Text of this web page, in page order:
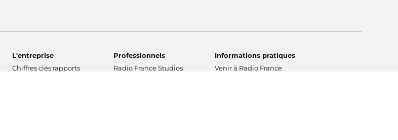
L'entreprise
Chiffres clés rapports
Professionnels
Radio France Studios
Informations pratiques
Venir à Radio France